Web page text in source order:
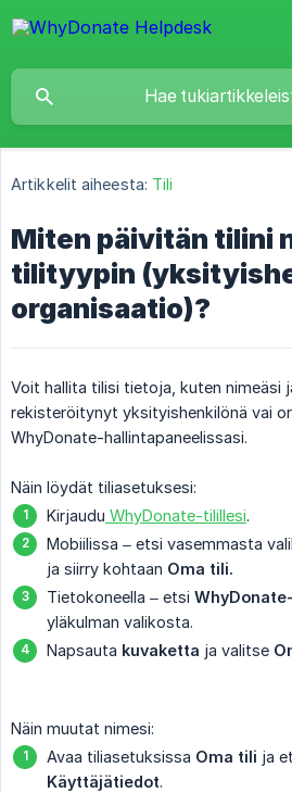
Artikkelit aiheesta: Tili
Miten päivitän tilini
tilityypin
organisaatio)?
Voit hallita tilisi tietoja, kuten nimeäsi
rekisteröitynyt yksityishenkilönä vai
WhyDonate-hallintapaneelissasi.
Näin löydät tiliasetuksesi:
Kirjaudu WhyDonate-tilillesi.
Mobiilissa – etsi vasemmasta
ja siirry kohtaan Oma tili.
Tietokoneella – etsi
yläkulman valikosta.
Napsauta kuvaketta ja valitse
Näin muutat nimesi:
Avaa tiliasetuksissa Oma tili ja
Käyttäjätiedot.